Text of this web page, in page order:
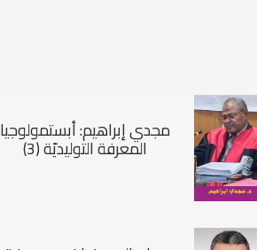
مجدي إبراهيم: أبستمولوجيا
المعرفة التوليديّة (3)